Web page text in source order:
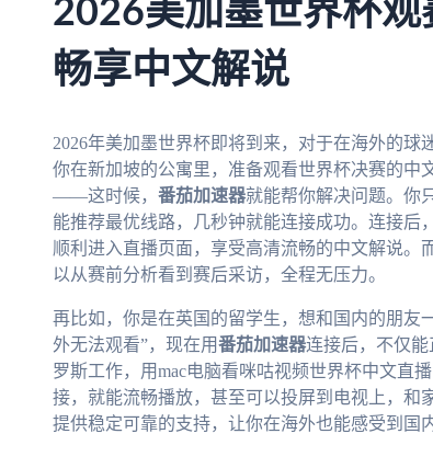
2026美加墨世界杯
畅享中文解说
2026年美加墨世界杯即将到来，对于在海外的球
你在新加坡的公寓里，准备观看世界杯决赛的中
——这时候， 番茄加速器就能帮你解决问题。你
能推荐最优线路，几秒钟就能连接成功。连接后
顺利进入直播页面，享受高清流畅的中文解说。
以从赛前分析看到赛后采访，全程无压力。
再比如，你是在英国的留学生，想和国内的朋友
外无法观看”，现在用番茄加速器连接后，不仅
罗斯工作，用mac电脑看咪咕视频世界杯中文直
接，就能流畅播放，甚至可以投屏到电视上，和
提供稳定可靠的支持，让你在海外也能感受到国